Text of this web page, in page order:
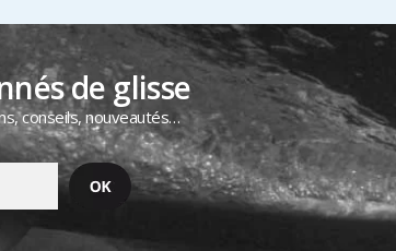
de glisse
conseils, nouveautés…